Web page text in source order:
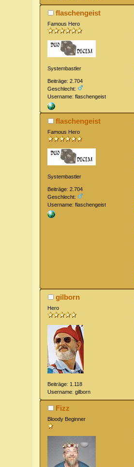
flaschengeist
Famous Hero
Systembastler
Beiträge: 2.704
Geschlecht:
Username: flaschengeist
flaschengeist
Famous Hero
Systembastler
Beiträge: 2.704
Geschlecht:
Username: flaschengeist
gilborn
Hero
Beiträge: 1.118
Username: gilborn
Fizz
Bloody Beginner